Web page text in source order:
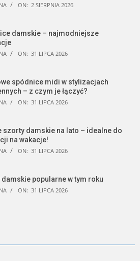
ON: 2 SIERPNIA 2026
damskie – najmodniejsze
ON: 31 LIPCA 2026
spódnice midi w stylizacjach
– z czym je łączyć?
ON: 31 LIPCA 2026
szorty damskie na lato – idealne do
na wakacje!
ON: 31 LIPCA 2026
popularne w tym roku
ON: 31 LIPCA 2026